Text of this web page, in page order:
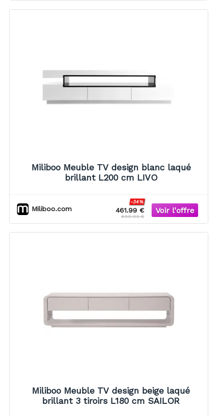
Miliboo Meuble TV design blanc laqué
brillant L200 cm LIVO
Miliboo.com 461.99 €
-34%
699.99 €
Miliboo Meuble TV design beige laqué
brillant 3 tiroirs L180 cm SAILOR